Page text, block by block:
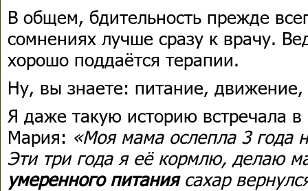
В общем, бдительность прежде
сомнениях лучше сразу к врачу.
хорошо поддаётся терапии.
Ну, вы знаете: питание,
Я даже такую историю встречала
Мария: «Моя мама ослепла 3 года
Эти три года я её кормлю, делаю
умеренного питаниясахар